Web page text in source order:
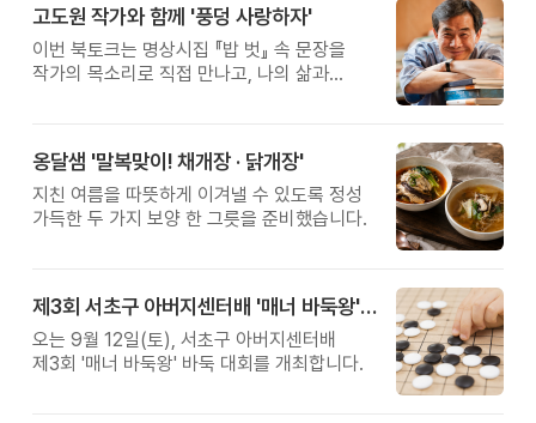
고도원 작가와 함께 '풍덩 사랑하자'
이번 북토크는 명상시집 『밥 벗』 속 문장을
작가의 목소리로 직접 만나고, 나의 삶과
옹달샘 '말복맞이! 채개장 · 닭개장'
지친 여름을 따뜻하게 이겨낼 수 있도록 정성
가득한 두 가지 보양 한 그릇을 준비했습니다.
제3회 서초구 아버지센터배 '매너 바둑왕' 대회
오는 9월 12일(토), 서초구 아버지센터배
제3회 '매너 바둑왕' 바둑 대회를 개최합니다.